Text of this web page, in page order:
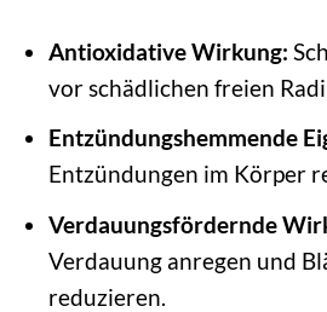
Antioxidative Wirkung:
vor schädlichen freien
Entzündungshemmende
Entzündungen im Körper
Verdauungsfördernde
Verdauung anregen und
reduzieren.